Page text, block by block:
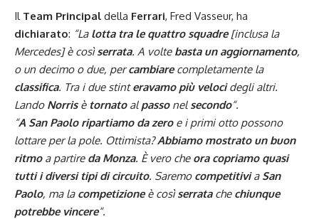
Il Team Principal della Ferrari, Fred Vasseur, ha
dichiarato: “La lotta tra le quattro squadre[inclusa la
Mercedes] è cosìserrata. A volte basta un aggiornamento,
o un decimo o due, percambiarecompletamente la
classifica. Tra i due stinteravamo più velocidegli altri.
Lando Norrisè tornatoal passonel secondo“.
“A San Paolo ripartiamo da zeroe i primi otto possono
lottare per la pole. Ottimista?Abbiamo mostrato un buon
ritmoa partireda Monza. È vero che ora copriamo quasi
tutti i diversi tipi di circuito. Saremo competitivia San
Paolo, ma la competizioneè cosìserratachechiunque
potrebbe vincere“.